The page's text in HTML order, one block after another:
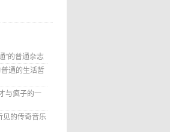
”的普通杂志
通的生活哲
与疯子的一
见的传奇音乐